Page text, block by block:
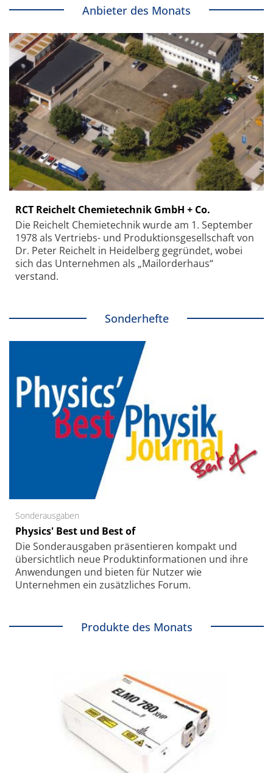
Anbieter des Monats
RCT Reichelt Chemietechnik GmbH + Co.
Die Reichelt Chemietechnik wurde am 1. September
1978 als Vertriebs- und Produktionsgesellschaft von
Dr. Peter Reichelt in Heidelberg gegründet, wobei
sich das Unternehmen als „Mailorderhaus“
verstand.
Sonderhefte
Sonderausgaben
Physics' Best und Best of
Die Sonder­ausgaben präsentieren kompakt und
übersichtlich neue Produkt­informationen und ihre
Anwendungen und bieten für Nutzer wie
Unternehmen ein zusätzliches Forum.
Produkte des Monats